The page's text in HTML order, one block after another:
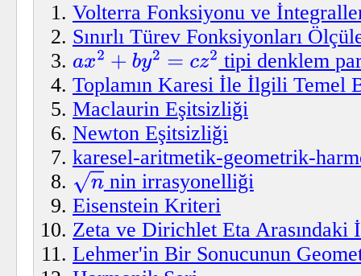
Volterra Fonksiyonu ve
Sınırlı Türev Fonksiyonları
ax2+b =cz2
tipi denklem
Toplamın Karesi İle İlgili Temel
Maclaurin Eşitsizliği
Newton Eşitsizliği
karesel-aritmetik-geometrik-
n
nin irrasyonelliği
Eisenstein Kriteri
Zeta ve Dirichlet Eta
Lehmer'in Bir Sonucunun